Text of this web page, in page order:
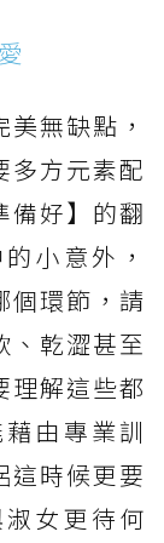
美無缺點，
多方元素配
備好】的翻
小意外，
個環節，請
、乾澀甚至
理解這些都
由專業訓
這時候更要
女更待何